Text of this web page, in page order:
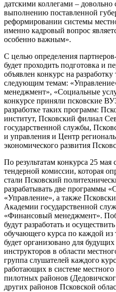
датскими коллегами –
выполнению поставленной
реформировании системы
именно кадровый вопрос
особенно важным».
С целью определения
будет проходить подготовка и
объявлен конкурс на
следующим темам:
менеджмент», «Социальные
конкурсе приняли псковские
разработке таких программ:
институт, Псковский филиал
государственной службы,
и управления и Центр
экономического развития
По результатам конкурса 25 мая
тендерной комиссии, которая
стали Псковский
разрабатывать две программы
«Управление», а также
Академии государственной
«Финансовый менеджмент».
будут разработать и
обучающего курса по каждой из
будет организовано для
инструкторов в области
группа слушателей каждого
работающих в системе местного
пилотных районов
других районов Псковской